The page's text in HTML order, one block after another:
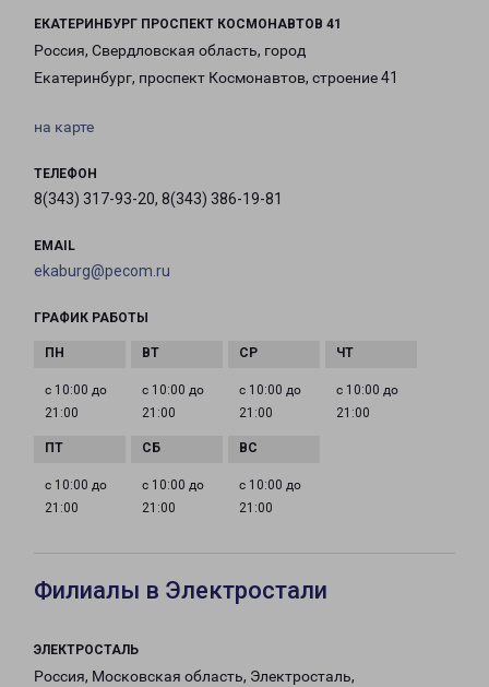
ЕКАТЕРИНБУРГ ПРОСПЕКТ КОСМОНАВТОВ 41
Россия, Свердловская область, город
Екатеринбург, проспект Космонавтов, строение 41
на карте
ТЕЛЕФОН
8(343) 317-93-20, 8(343) 386-19-81
EMAIL
ekaburg@pecom.ru
ГРАФИК РАБОТЫ
с 10:00 до
21:00
с 10:00 до
21:00
с 10:00 до
21:00
с 10:00 до
21:00
с 10:00 до
21:00
с 10:00 до
21:00
с 10:00 до
21:00
Филиалы в Электростали
ЭЛЕКТРОСТАЛЬ
Россия, Московская область, Электросталь,